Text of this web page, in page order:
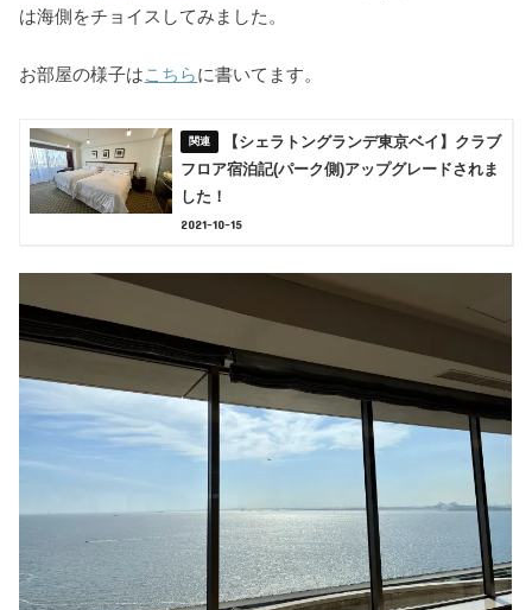
は海側をチョイスしてみました。
お部屋の様子はこちらに書いてます。
【シェラトングランデ東京ベイ】クラブ
フロア宿泊記(パーク側)アップグレードされま
した！
2021-10-15